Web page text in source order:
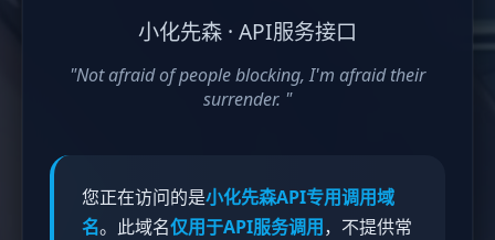
小化先森 · API服务接口
"Not afraid of people blocking, I'm afraid their
surrender. "
您正在访问的是小化先森API专用调用域
名。此域名仅用于API服务调用，不提供常